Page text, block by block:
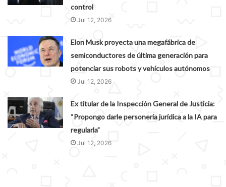
control
Jul 12, 2026
Elon Musk proyecta una megafábrica de
semiconductores de última generación para
potenciar sus robots y vehículos autónomos
Jul 12, 2026
Ex titular de la Inspección General de Justicia:
“Propongo darle personería jurídica a la IA para
regularla”
Jul 12, 2026